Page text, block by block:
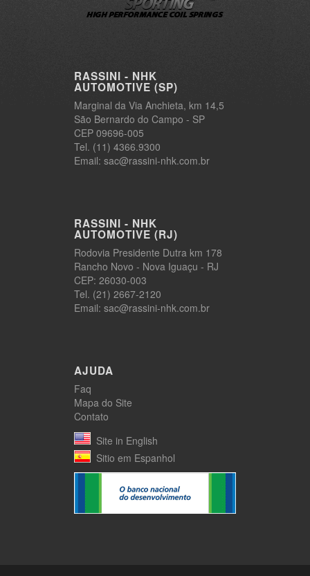
RASSINI - NHK
AUTOMOTIVE (SP)
Marginal da Via Anchieta, km 14,5
São Bernardo do Campo - SP
CEP 09696-005
Tel. (11) 4366.9300
Email: sac@rassini-nhk.com.br
RASSINI - NHK
AUTOMOTIVE (RJ)
Rodovia Presidente Dutra km 178
Rancho Novo - Nova Iguaçu - RJ
CEP: 26030-003
Tel. (21) 2667-2120
Email: sac@rassini-nhk.com.br
AJUDA
Faq
Mapa do Site
Contato
Site in English
Sitio em Espanhol